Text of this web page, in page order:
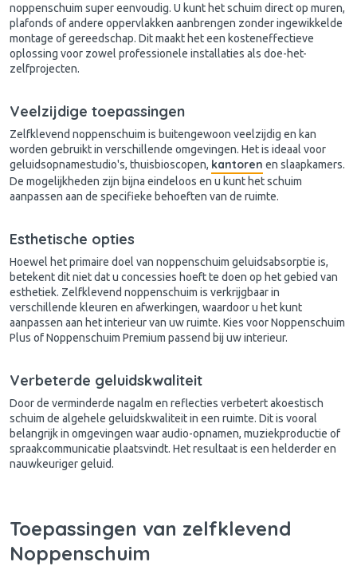
noppenschuim super eenvoudig. U kunt het schuim direct op muren,
plafonds of andere oppervlakken aanbrengen zonder ingewikkelde
montage of gereedschap. Dit maakt het een kosteneffectieve
oplossing voor zowel professionele installaties als doe-het-
zelfprojecten.
Veelzijdige toepassingen
Zelfklevend noppenschuim is buitengewoon veelzijdig en kan
worden gebruikt in verschillende omgevingen. Het is ideaal voor
geluidsopnamestudio's, thuisbioscopen, kantoren en slaapkamers.
De mogelijkheden zijn bijna eindeloos en u kunt het schuim
aanpassen aan de specifieke behoeften van de ruimte.
Esthetische opties
Hoewel het primaire doel van noppenschuim geluidsabsorptie is,
betekent dit niet dat u concessies hoeft te doen op het gebied van
esthetiek. Zelfklevend noppenschuim is verkrijgbaar in
verschillende kleuren en afwerkingen, waardoor u het kunt
aanpassen aan het interieur van uw ruimte. Kies voor Noppenschuim
Plus of Noppenschuim Premium passend bij uw interieur.
Verbeterde geluidskwaliteit
Door de verminderde nagalm en reflecties verbetert akoestisch
schuim de algehele geluidskwaliteit in een ruimte. Dit is vooral
belangrijk in omgevingen waar audio-opnamen, muziekproductie of
spraakcommunicatie plaatsvindt. Het resultaat is een helderder en
nauwkeuriger geluid.
Toepassingen van zelfklevend
Noppenschuim